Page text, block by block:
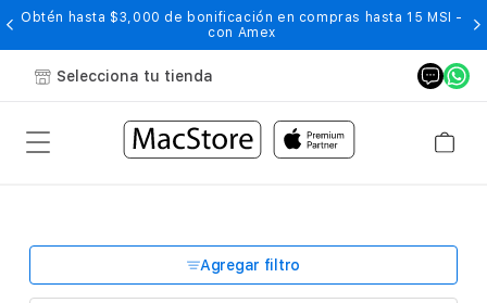
Obtén hasta $3,000 de bonificación en compras hasta 15 MSI -
con Amex
Selecciona tu tienda
Agregar filtro